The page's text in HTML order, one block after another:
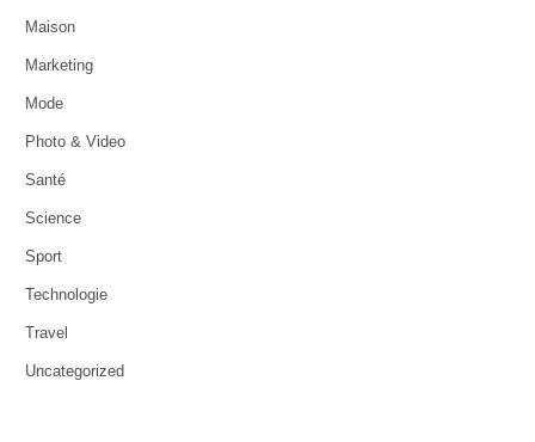
Maison
Marketing
Mode
Photo & Video
Santé
Science
Sport
Technologie
Travel
Uncategorized